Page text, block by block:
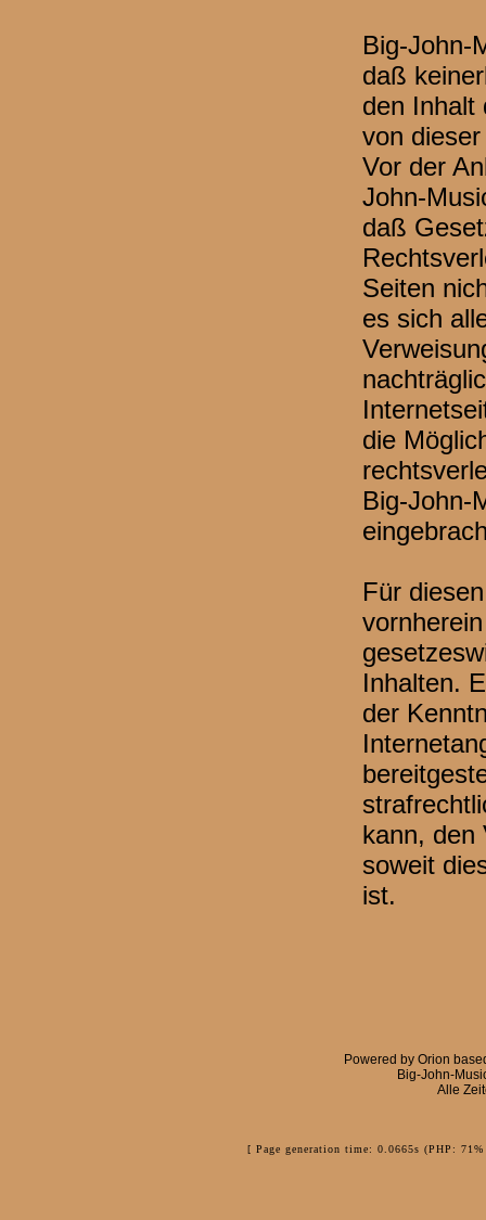
Big-John-
daß
den Inhalt
von
Vor der
John-
daß
Seiten
es sich
die
Big-John-
Für
Inhalten.
der
kann, den
soweit
ist.
Powered by Orion
Big-John-
Alle
[ Page generation time: 0.0665s (PHP: